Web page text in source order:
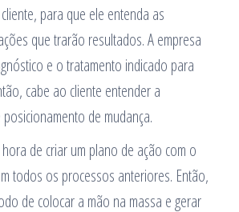
para que ele entenda as
que trarão resultados. A empresa
e o tratamento indicado para
cabe ao cliente entender a
de mudança.
de criar um plano de ação com o
todos os processos anteriores. Então,
de colocar a mão na massa e gerar